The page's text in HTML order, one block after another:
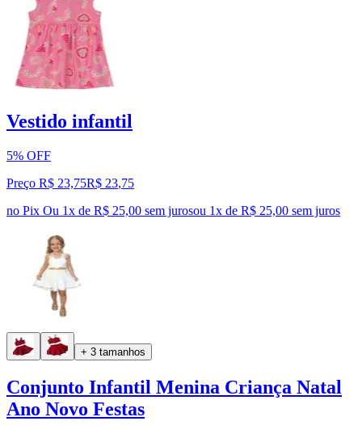
Vestido infantil
5% OFF
Preço R$ 23,75R$ 23,75
no Pix Ou 1x de R$ 25,00 sem jurosou 1x de R$ 25,00 sem juros
+ 3 tamanhos
Conjunto Infantil Menina Criança Natal
Ano Novo Festas